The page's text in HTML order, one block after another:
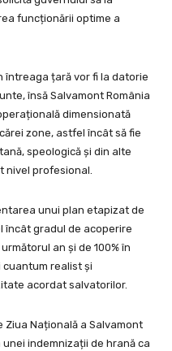
funcționării optime a
întreaga țară vor fi la datorie
însă Salvamont România
dimensionată
zone, astfel încât să fie
speologică și din alte
nivel profesional.
unui plan etapizat de
încât gradul de acoperire
an și de 100% în
cuantum realist și
acordat salvatorilor.
Națională a Salvamont
indemnizații de hrană ca